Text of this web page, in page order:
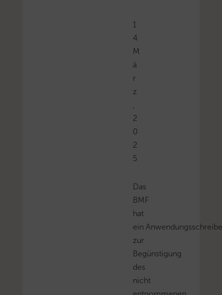
1
4
M
ä
r
z
,
2
0
2
5
Das
BMF
hat
ein
zur
Begünstigung
des
nicht